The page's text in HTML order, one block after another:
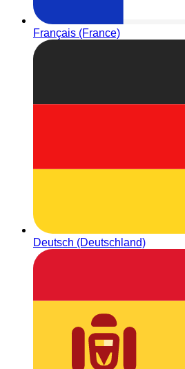
Français (France)
Deutsch (Deutschland)